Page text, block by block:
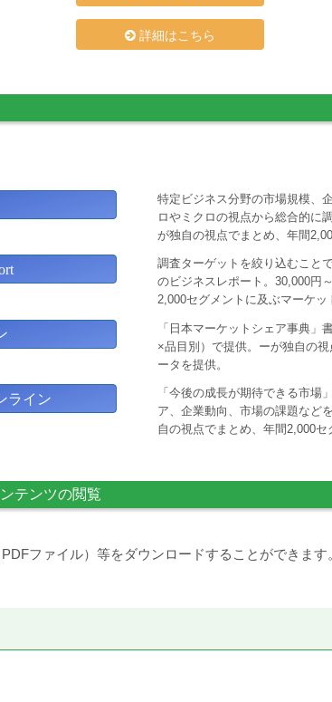
詳細はこちら
特定ビジネス分野の市場規模、
ロやミクロの視点から総合的に
が独自の視点でまとめ、年間
調査ターゲットを絞り込むこと
のビジネスレポート。30,000円
2,000セグメントに及ぶマーケッ
「日本マーケットシェア事典」
×品目別）で提供。ーが独自の
ータを提供。
ライン
「今後の成長が期待できる市場
ア、企業動向、市場の課題など
自の視点でまとめ、年間2,000セ
テンツの閲覧
ファイル）等をダウンロードすることができます